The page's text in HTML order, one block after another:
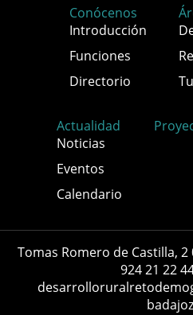
Conócenos
Introducción
Funciones
Directorio
Actualidad
Noticias
Eventos
Calendario
Tomas Romero de Castilla,
924 21 22